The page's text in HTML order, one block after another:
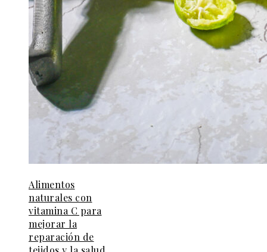
Alimentos
naturales con
vitamina C para
mejorar la
reparación de